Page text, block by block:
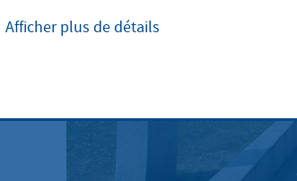
o
Afficher plus de détails